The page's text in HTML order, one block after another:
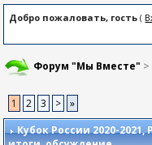
Добро пожаловать, гость (
Форум "Мы Вместе" >
1 2 3 >
»
Кубок России 2020-2021,